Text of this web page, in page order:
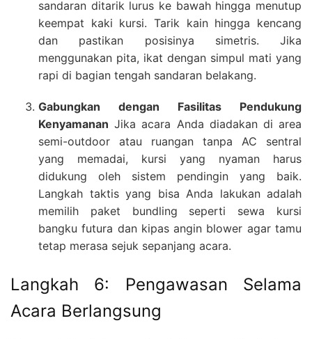
sandaran ditarik lurus ke bawah hingga menutup
keempat kaki kursi. Tarik kain hingga kencang
dan pastikan posisinya simetris. Jika
menggunakan pita, ikat dengan simpul mati yang
rapi di bagian tengah sandaran belakang.
Gabungkan dengan Fasilitas Pendukung
Kenyamanan Jika acara Anda diadakan di area
semi-outdoor atau ruangan tanpa AC sentral
yang memadai, kursi yang nyaman harus
didukung oleh sistem pendingin yang baik.
Langkah taktis yang bisa Anda lakukan adalah
memilih paket bundling seperti sewa kursi
bangku futura dan kipas angin blower agar tamu
tetap merasa sejuk sepanjang acara.
Langkah 6: Pengawasan Selama
Acara Berlangsung